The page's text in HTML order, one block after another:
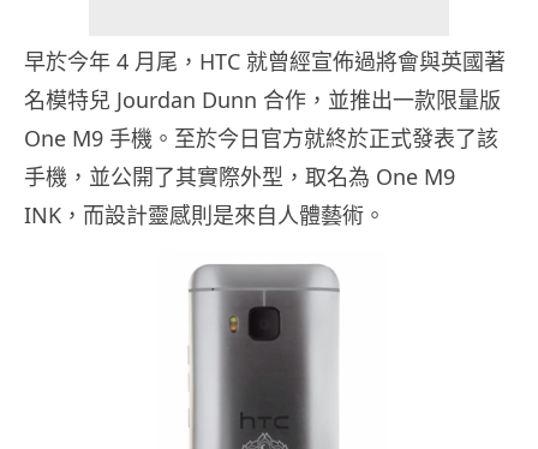
早於今年 4 月尾，HTC 就曾經宣佈過將會與英國著
名模特兒 Jourdan Dunn 合作，並推出一款限量版
One M9 手機。至於今日官方就終於正式發表了該
手機，並公開了其實際外型，取名為 One M9
INK，而設計靈感則是來自人體藝術。